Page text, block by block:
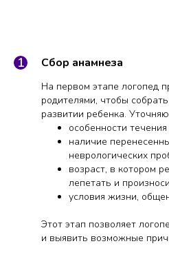
Сбор анамнеза
На первом этапе логопед
родителями, чтобы
развитии ребенка.
особенности
наличие
неврологических
возраст, в котором
лепетать и
условия жизни,
Этот этап позволяет
и выявить возможные